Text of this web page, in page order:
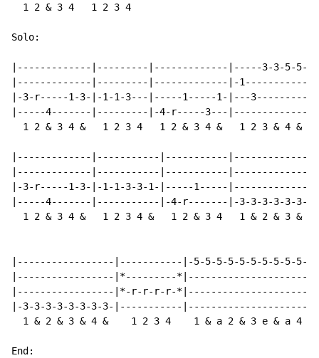
  1 2 & 3 4   1 2 3 4
Solo:
|-------------|---------|-------------|-----3-3-5-5-|
|-------------|---------|-------------|-1-----------|
|-3-r-----1-3-|-1-1-3---|-----1-----1-|---3---------|
|-----4-------|---------|-4-r-----3---|-------------|
  1 2 & 3 4 &   1 2 3 4   1 2 & 3 4 &   1 2 3 & 4 &
|-------------|-----------|-----------
|-------------|-----------|-----------
|-3-r-----1-3-|-1-1-3-3-1-|-----1-----
|-----4-------|-----------|-4-r-------|-3-3-3-3-3-3-
1 2 & 3 4 &   1 2 3 4 &   1 2 & 3 4   1 & 2 & 3 & 4
|-----------------|-----------|-5-5-5-5-5-5-5-5-5-5-
|-----------------|*---------
|-----------------|*-r-r-r-r-
|-3-3-3-3-3-3-3-3-|-----------
  1 & 2 & 3 & 4 &    1 2 3 4    1 & a 2 & 3 e & a 4 &
End: